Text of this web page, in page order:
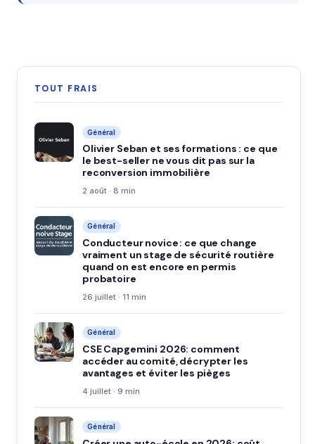
TOUT FRAIS
Général
Olivier Seban et ses formations : ce que
le best-seller ne vous dit pas sur la
reconversion immobilière
2 août · 8 min
Général
Conducteur novice : ce que change
vraiment un stage de sécurité routière
quand on est encore en permis
probatoire
26 juillet · 11 min
Général
CSE Capgemini 2026: comment
accéder au comité, décrypter les
avantages et éviter les pièges
4 juillet · 9 min
Général